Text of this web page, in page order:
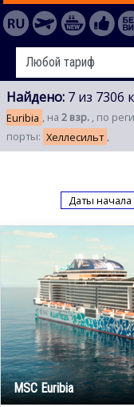
Найдено: 7 из 7306
Euribia , на 2 взр. , по
порты: Хеллесильт ,
MSC Euribia